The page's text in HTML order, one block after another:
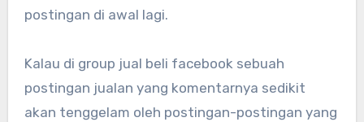
postingan di awal lagi.
Kalau di group jual beli facebook sebuah
postingan jualan yang komentarnya sedikit
akan tenggelam oleh postingan-postingan yang